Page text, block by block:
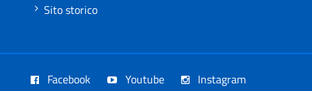
Sito storico
Facebook Youtube Instagram